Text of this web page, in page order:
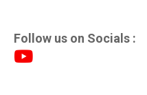
Follow us on Socials :